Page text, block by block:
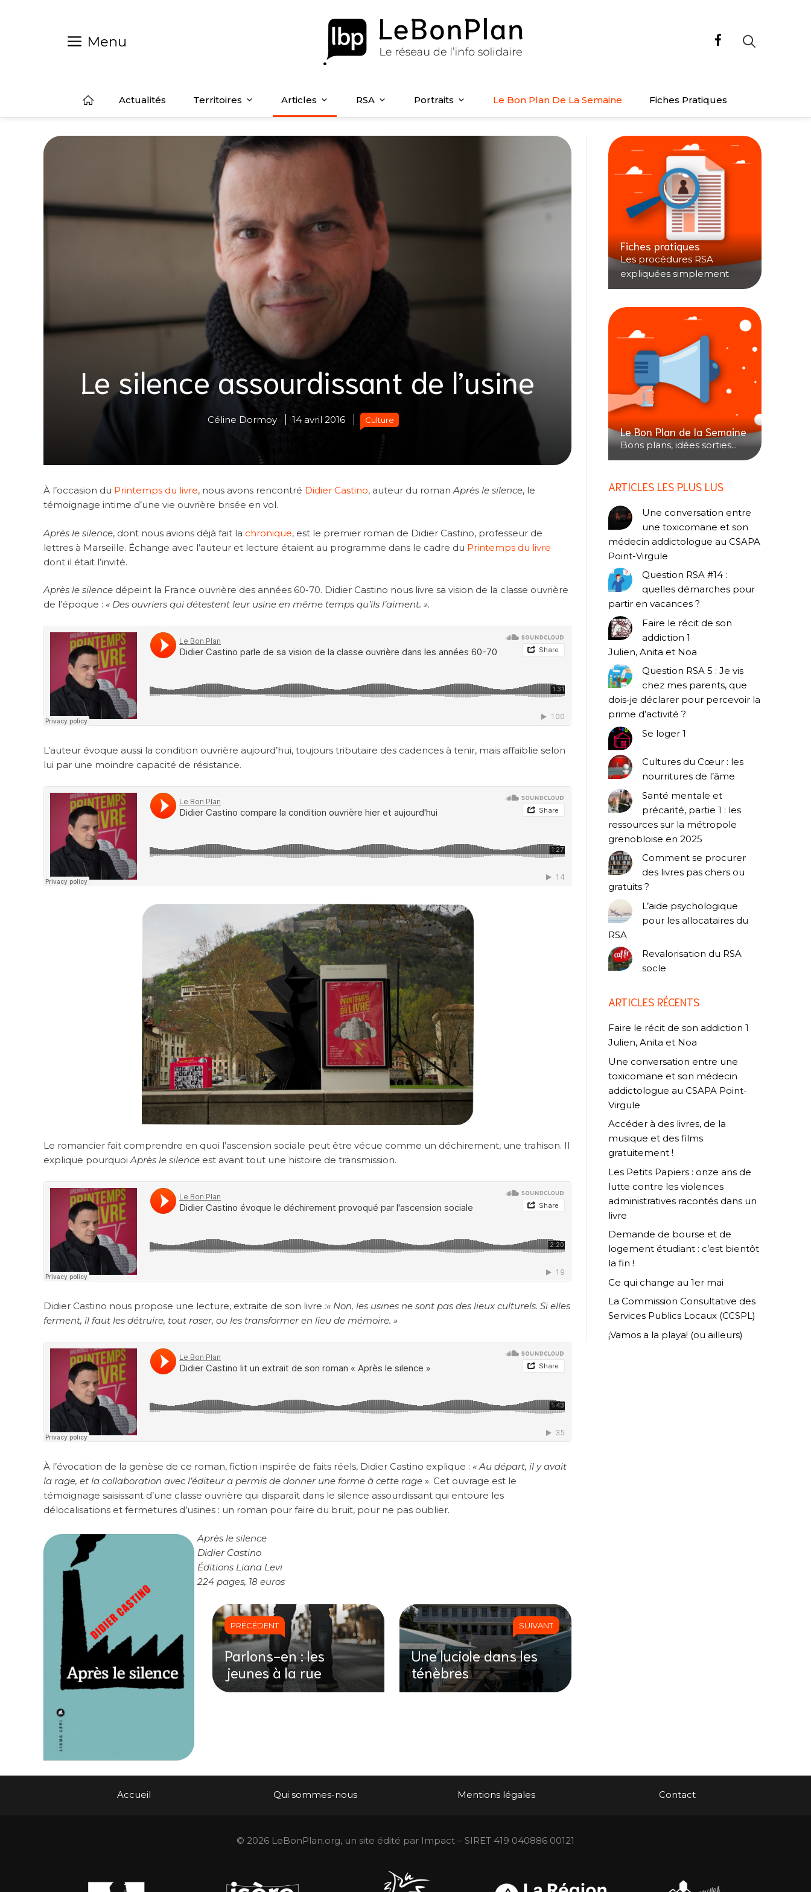
Menu
Actualités Territoires Articles RSA Portraits Le Bon Plan De La Semaine Fiches Pratiques
Le silence assourdissant de l’usine
Céline Dormoy 14 avril 2016 Culture
À l’occasion du Printemps du livre, nous avons rencontré Didier Castino, auteur du romanAprès le silence, le
témoignage intime d’une vie ouvrière brisée en vol.
Après le silence, dont nous avions déjà fait la chronique, est le premier roman de Didier Castino, professeur de
lettres à Marseille. Échange avec l’auteur et lecture étaient au programme dans le cadre du Printemps du livre
dont il était l’invité.
Après le silence dépeint la France ouvrière des années 60-70. Didier Castino nous livre sa vision de la classe ouvrière
de l’époque : « Des ouvriers qui détestent leur usine en même temps qu’ils l’aiment. ».
L’auteur évoque aussi la condition ouvrière aujourd’hui, toujours tributaire des cadences à tenir, mais affaiblie selon
lui par une moindre capacité de résistance.
Le romancier fait comprendre en quoi l’ascension sociale peut être vécue comme un déchirement, une trahison. Il
explique pourquoiAprès le silence est avant tout une histoire de transmission.
Didier Castino nous propose une lecture, extraite de son livre :« Non, les usines ne sont pas des lieux culturels. Si elles
ferment, il faut les détruire, tout raser, ou les transformer en lieu de mémoire. »
À l’évocation de la genèse de ce roman, fiction inspirée de faits réels, Didier Castino explique : « Au départ, il y avait
la rage, et la collaboration avec l’éditeur a permis de donner une forme à cette rage ». Cet ouvrage est le
témoignage saisissant d’une classe ouvrière qui disparaît dans le silence assourdissant qui entoure les
délocalisations et fermetures d’usines : un roman pour faire du bruit, pour ne pas oublier.
Après le silence
Didier Castino
Éditions Liana Levi
224 pages, 18 euros
PRÉCÉDENT
Parlons-en : les
jeunes à la rue
SUIVANT
Une luciole dans les
ténèbres
Fiches pratiques
Les procédures RSA
expliquées simplement
Le Bon Plan de la Semaine
Bons plans, idées sorties...
ARTICLES LES PLUS LUS
Une conversation entre
une toxicomane et son
médecin addictologue au CSAPA
Point-Virgule
Question RSA #14 :
quelles démarches pour
partir en vacances ?
Faire le récit de son
addiction 1
Julien, Anita et Noa
Question RSA 5 : Je vis
chez mes parents, que
dois-je déclarer pour percevoir la
prime d’activité ?
Se loger 1
Cultures du Cœur : les
nourritures de l’âme
Santé mentale et
précarité, partie 1 : les
ressources sur la métropole
grenobloise en 2025
Comment se procurer
des livres pas chers ou
gratuits ?
L’aide psychologique
pour les allocataires du
RSA
Revalorisation du RSA
socle
ARTICLES RÉCENTS
Faire le récit de son addiction 1
Julien, Anita et Noa
Une conversation entre une
toxicomane et son médecin
addictologue au CSAPA Point-
Virgule
Accéder à des livres, de la
musique et des films
gratuitement !
Les Petits Papiers : onze ans de
lutte contre les violences
administratives racontés dans un
livre
Demande de bourse et de
logement étudiant : c’est bientôt
la fin !
Ce qui change au 1er mai
La Commission Consultative des
Services Publics Locaux (CCSPL)
¡Vamos a la playa! (ou ailleurs)
Accueil Qui sommes-nous Mentions légales Contact
© 2026 LeBonPlan.org, un site édité par Impact – SIRET 419 040886 00121